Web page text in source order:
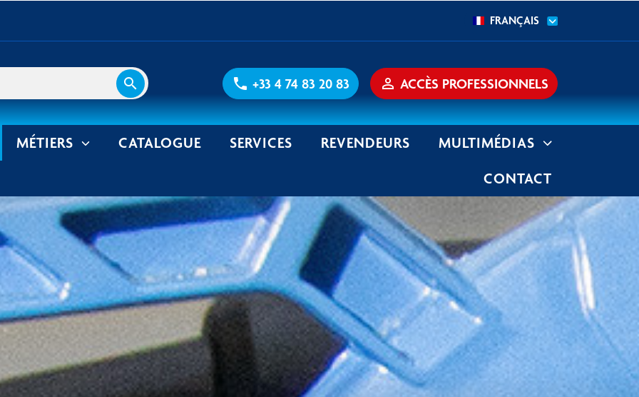
FRANÇAIS
search phone +33 4 74 83 20 83 person_outline ACCÈS PROFESSIONNELS
MÉTIERS CATALOGUE SERVICES REVENDEURS
MULTIMÉDIAS
CONTACT